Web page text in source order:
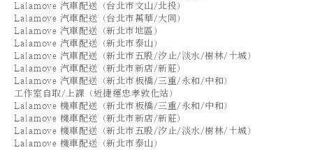
Lalamove 汽車配送（台北市文山/北投）
Lalamove 汽車配送（台北市萬華/大同）
Lalamove 汽車配送（新北市地區）
Lalamove 汽車配送（新北市泰山）
Lalamove 汽車配送（新北市五股/汐止/淡水/樹林/土城）
Lalamove 汽車配送（新北市新店/新莊）
Lalamove 汽車配送（新北市板橋/三重/永和/中和）
工作室自取/上課（近捷運忠孝敦化站）
Lalamove 機車配送（新北市板橋/三重/永和/中和）
Lalamove 機車配送（新北市新店/新莊）
Lalamove 機車配送（新北市五股/汐止/淡水/樹林/土城）
Lalamove 機車配送（新北市泰山）